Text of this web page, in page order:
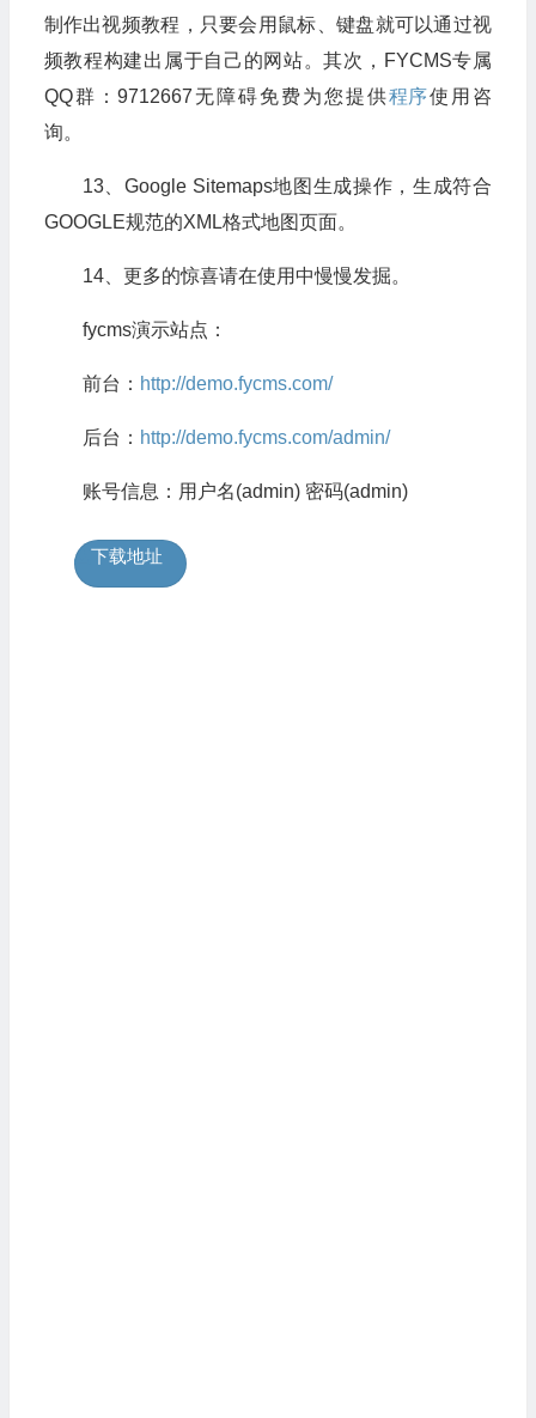
制作出视频教程，只要会用鼠标、键盘就可以通过视
频教程构建出属于自己的网站。其次，FYCMS专属
QQ群：9712667无障碍免费为您提供程序使用咨
询。
13、Google Sitemaps地图生成操作，生成符合
GOOGLE规范的XML格式地图页面。
14、更多的惊喜请在使用中慢慢发掘。
fycms演示站点：
前台： http://demo.fycms.com/
后台： http://demo.fycms.com/admin/
账号信息：用户名(admin) 密码(admin)
下载地址